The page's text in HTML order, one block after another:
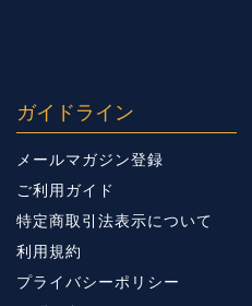
ガイドライン
メールマガジン登録
ご利用ガイド
特定商取引法表示について
利用規約
プライバシーポリシー